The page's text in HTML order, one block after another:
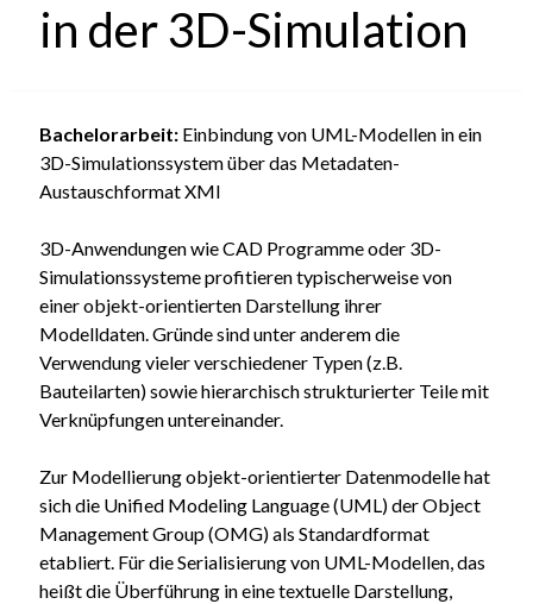
in der 3D-Simulation
Bachelorarbeit:Einbindung von UML-Modellen in ein
3D-Simulationssystem über das Metadaten-
Austauschformat XMI
3D-Anwendungen wie CAD Programme oder 3D-
Simulationssysteme profitieren typischerweise von
einer objekt-orientierten Darstellung ihrer
Modelldaten. Gründe sind unter anderem die
Verwendung vieler verschiedener Typen (z.B.
Bauteilarten) sowie hierarchisch strukturierter Teile mit
Verknüpfungen untereinander.
Zur Modellierung objekt-orientierter Datenmodelle hat
sich die Unified Modeling Language (UML) der Object
Management Group (OMG) als Standardformat
etabliert. Für die Serialisierung von UML-Modellen, das
heißt die Überführung in eine textuelle Darstellung,